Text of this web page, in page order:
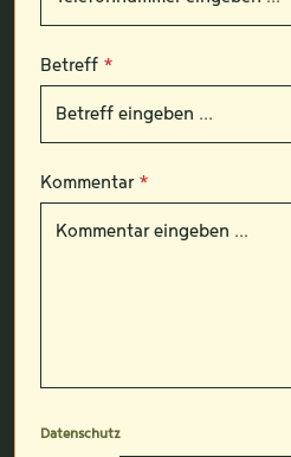
Betreff *
Kommentar *
Datenschutz